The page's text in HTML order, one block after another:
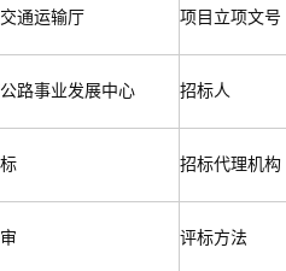
通运输厅 项目立项文号
公路事业发展中心 招标人
招标代理机构
评标方法